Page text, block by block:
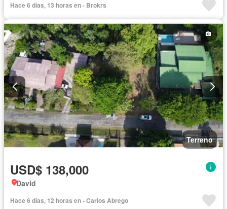
Hace 6 días, 13 horas en - Brokrs
Terreno
USD$ 138,000
David
Hace 6 días, 12 horas en - Carlos Abrego